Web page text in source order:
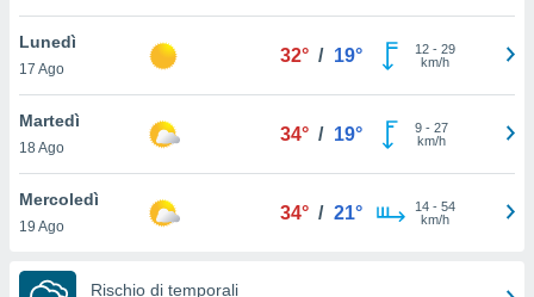
utilizzati
il
o
Lunedì
17 Ago
32° / 19° 12- 29
km/h
Martedì
18 Ago
34° / 19° 9- 27
km/h
Mercoledì
19 Ago
34° / 21° 14- 54
km/h
Rischio di temporali